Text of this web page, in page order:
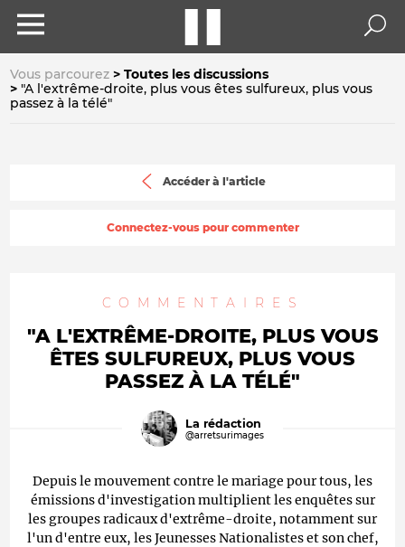
Vous parcourez
Toutes les discussions
"A l'extrême-droite, plus vous êtes sulfureux, plus vous
passez à la télé"
Accéder à l'article
Connectez-vous pour commenter
COMMENTAIRES
"A L'EXTRÊME-DROITE, PLUS VOUS
ÊTES SULFUREUX, PLUS VOUS
PASSEZ À LA TÉLÉ"
La rédaction
@arretsurimages
Depuis le mouvement contre le mariage pour tous, les
émissions d'investigation multiplient les enquêtes sur
les groupes radicaux d'extrême-droite, notamment sur
l'un d'entre eux, les Jeunesses Nationalistes et son chef,